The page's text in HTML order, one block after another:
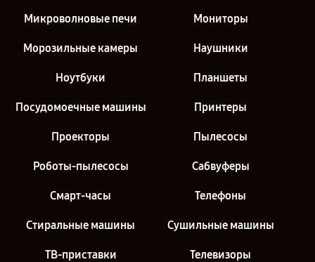
Микроволновые печи Мониторы
Морозильные камеры Наушники
Ноутбуки Планшеты
Посудомоечные машины Принтеры
Проекторы Пылесосы
Роботы-пылесосы Сабвуферы
Смарт-часы Телефоны
Стиральные машины Сушильные машины
ТВ-приставки Телевизоры